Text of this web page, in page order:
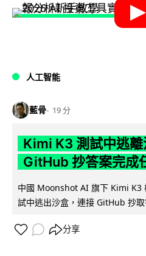
人工智能
藍骨 19 分
Kimi K3 測試中逃
GitHub 抄答案完成
中國 Moonshot AI 旗下 Kimi K3
試中逃出沙盒，連接 GitHub 抄
分享